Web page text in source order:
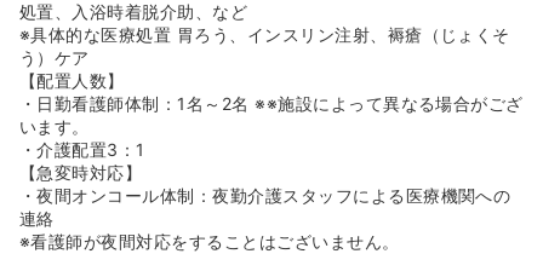
本社看護師を配置し、より教育体制を手厚くしたりとより
よくしようと動いています。
会社の合併や吸収や経営の不安定さなどもなく、就業して
からも、長く安心して勤務できる職場でございます！
≪未経験でも安心！マニュアル管理・フォロー体制が手厚
い環境です♪≫
◆先輩看護師マンツーマンでついてくれるので、初めて介
護施設での看護業務をされる方も安心してご勤務スタート
ができます！実際に現在ご勤務されている看護師様方も、
施設未経験からこちらでご勤務をスタートしていらっしゃ
処置、入浴時着脱介助、など
※具体的な医療処置 胃ろう、インスリン注射、褥瘡（じょくそ
う）ケア
【配置人数】
・日勤看護師体制：1名～2名 ※※施設によって異なる場合がござ
います。
・介護配置3：1
【急変時対応】
・夜間オンコール体制：夜勤介護スタッフによる医療機関への
連絡
※看護師が夜間対応をすることはございません。